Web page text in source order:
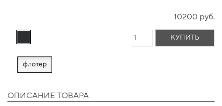
10200 руб.
КУПИТЬ
флотер
ОПИСАНИЕ ТОВАРА